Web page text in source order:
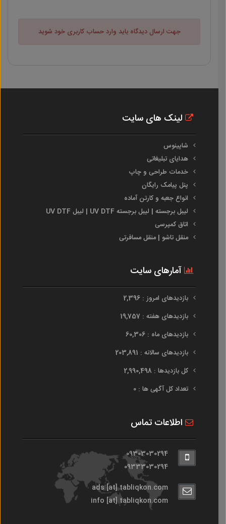
جهت ارسال دیدگاه باید وارد حساب کاربری خود شوید
لینک های سایت
شاپینوس
هدایای تبلیغاتی
خدمات طراحی و چاپ
پنل پیامک رایگان
انواع جعبه و کارتن آماده
لیبل برجسته | لیبل برجسته UV DTF | لیبل UV DTF
اتاق کمپرسی
منقل تاشو | منقل مسافرتی
آمارهای سایت
بازدیدهای امروز : 2,396
بازدیدهای هفته : 19,757
بازدیدهای ماه : 60,306
بازدیدهای سالانه : 203,891
کل بازدیدها : 2,990,498
تعداد کل آگهی ها : 0
اطلاعات تماس
09303030294
09333030294
ads [at] tabliqkon.com
info [at] tabliqkon.com